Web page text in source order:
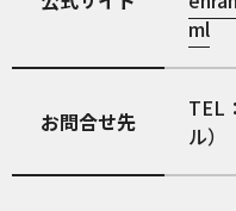
ml
お問合せ先
TEL
ル）